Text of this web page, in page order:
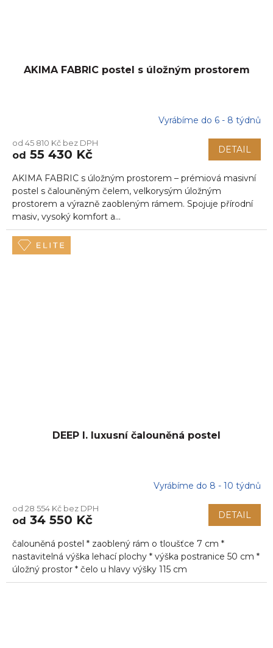
AKIMA FABRIC postel s úložným prostorem
Vyrábíme do 6 - 8 týdnů
od 45 810 Kč bez DPH
od 55 430 Kč DETAIL
AKIMA FABRIC s úložným prostorem – prémiová masivní
postel s čalouněným čelem, velkorysým úložným
prostorem a výrazně zaobleným rámem. Spojuje přírodní
masiv, vysoký komfort a...
DEEP I. luxusní čalouněná postel
Vyrábíme do 8 - 10 týdnů
od 28 554 Kč bez DPH
od 34 550 Kč DETAIL
čalouněná postel * zaoblený rám o tloušťce 7 cm *
nastavitelná výška lehací plochy * výška postranice 50 cm *
úložný prostor * čelo u hlavy výšky 115 cm